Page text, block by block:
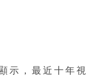
示，最近十年視